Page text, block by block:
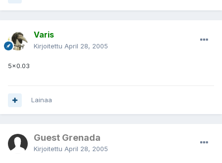
Varis
Kirjoitettu April 28, 2005
5x0.03
Lainaa
Guest Grenada
Kirjoitettu April 28, 2005